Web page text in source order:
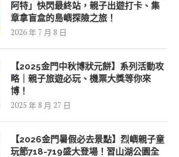
阿特」快閃最終站，親子出遊打卡、集
章拿盲盒的島嶼探險之旅！
2026 年 7 月 8 日
【2025金門中秋博狀元餅】系列活動攻
略｜親子旅遊必玩、機票大獎等你來
博！
2025 年 8 月 27 日
【2026金門暑假必去景點】烈嶼親子童
玩節718-719盛大登場！習山湖公園全